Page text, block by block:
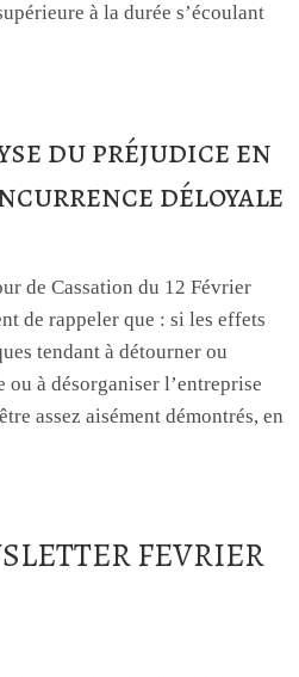
à la durée s’écoulant
du préjudice en
déloyale
de Cassation du 12 Février
de rappeler que : si les effets
tendant à détourner ou
à désorganiser l’entreprise
assez aisément démontrés, en
FEVRIER